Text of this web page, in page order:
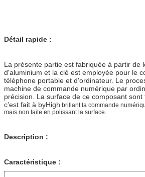
Détail rapide :
La présente partie est fabriquée à partir de
d'aluminium et la clé est employée pour le
téléphone portable et d'ordinateur. Le
machine de commande numérique par
précision. La surface de ce composant
c'est fait à byHigh brillant la commande
mais non faite en polissant la surface.
Description :
Caractéristique :